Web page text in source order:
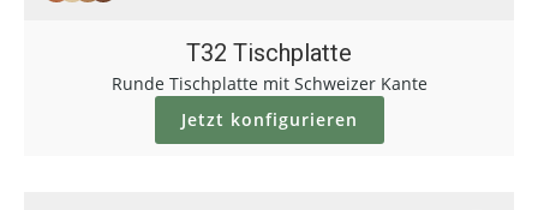
T32 Tischplatte
Runde Tischplatte mit Schweizer Kante
Jetzt konfigurieren